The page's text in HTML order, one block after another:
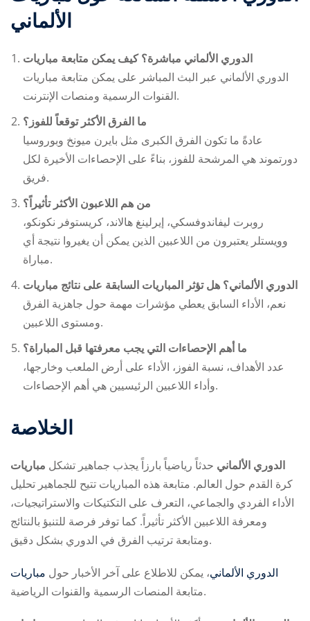
الألماني
كيف يمكن متابعة مباريات ‎الدوري الألماني مباشرة؟
يمكن متابعة
مباريات ‎الدوري الألماني عبر البث المباشر على
القنوات الرسمية ومنصات الإنترنت.
ما الفرق الأكثر توقعاً للفوز؟
عادةً ما تكون الفرق الكبرى مثل بايرن ميونخ وبوروسيا
دورتموند هي المرشحة للفوز، بناءً على الإحصاءات الأخيرة لكل
فريق.
من هم اللاعبون الأكثر تأثيراً؟
روبرت ليفاندوفسكي، إيرلينغ هالاند، كريستوفر نكونكو،
وويستلر يعتبرون من اللاعبين الذين يمكن أن يغيروا نتيجة أي
مباراة.
هل تؤثر المباريات السابقة على نتائج مباريات ‎الدوري الألماني؟
نعم، الأداء السابق يعطي مؤشرات مهمة حول جاهزية الفرق
ومستوى اللاعبين.
ما أهم الإحصاءات التي يجب معرفتها قبل المباراة؟
عدد الأهداف، نسبة الفوز، الأداء على أرض الملعب وخارجها،
وأداء اللاعبين الرئيسيين هي أهم الإحصاءات.
الخلاصة
تشكل مباريات ‎الدوري الألماني حدثاً رياضياً بارزاً يجذب جماهير
كرة القدم حول العالم. متابعة هذه المباريات تتيح للجماهير تحليل
الأداء الفردي والجماعي، التعرف على التكتيكات والاستراتيجيات،
ومعرفة اللاعبين الأكثر تأثيراً. كما توفر فرصة للتنبؤ بالنتائج
ومتابعة ترتيب الفرق في الدوري بشكل دقيق.
للاطلاع على آخر الأخبار حول مباريات ‎الدوري الألماني، يمكن
متابعة المنصات الرسمية والقنوات الرياضية.